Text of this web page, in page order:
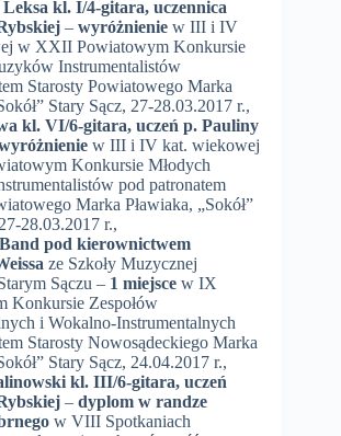
kl. I/4-gitara, uczennica
– wyróżnienie w III i IV
w XXII Powiatowym Konkursie
Instrumentalistów
Starosty Powiatowego Marka
Stary Sącz, 27-28.03.2017 r.,
kl. VI/6-gitara, uczeń p. Pauliny
w III i IV kat. wiekowej
Konkursie Młodych
pod patronatem
Marka Pławiaka, „Sokół”
28.03.2017 r.,
pod kierownictwem
ze Szkoły Muzycznej
Sączu – 1 miejsce w IX
Konkursie Zespołów
i Wokalno-Instrumentalnych
Starosty Nowosądeckiego Marka
Stary Sącz, 24.04.2017 r.,
kl. III/6-gitara, uczeń
– dyplom w randze
w VIII Spotkaniach